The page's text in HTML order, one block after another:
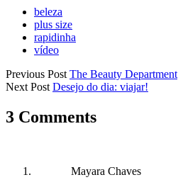
beleza
plus size
rapidinha
vídeo
Previous Post The Beauty Department
Next Post Desejo do dia: viajar!
3 Comments
Mayara Chaves